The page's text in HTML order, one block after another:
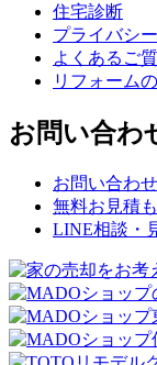
住宅診断
プライバシ
よくあるご
リフォーム
お問い合わ
お問い合わせ
無料お見積
LINE相談・